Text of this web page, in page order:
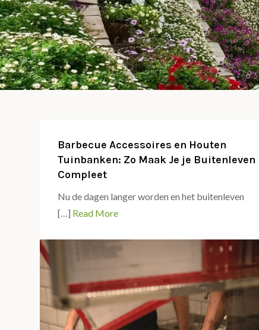
Barbecue Accessoires en Houten
Tuinbanken: Zo Maak Je je Buitenleven
Compleet
Nu de dagen langer worden en het buitenleven
[…] Read More